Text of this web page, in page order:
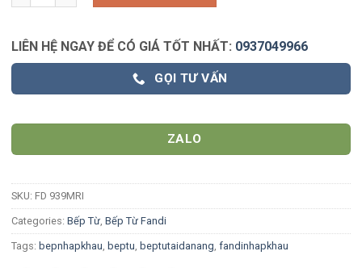
LIÊN HỆ NGAY ĐỂ CÓ GIÁ TỐT NHẤT: 0937049966
GỌI TƯ VẤN
ZALO
SKU: FD 939MRI
Categories: Bếp Từ Bếp Từ Fandi
Tags: bepnhapkhau beptu beptutaidanang fandinhapkhau